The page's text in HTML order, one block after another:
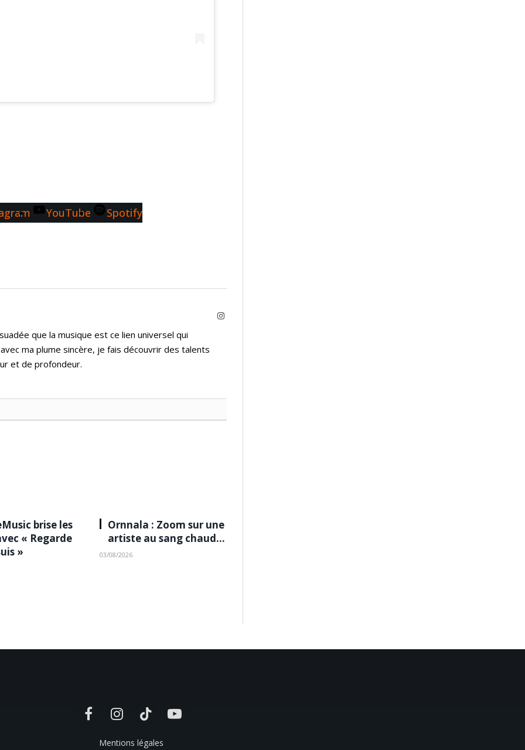
YouTube Spotify
Instagram
que la musique est ce lien universel qui
ma plume sincère, je fais découvrir des talents
et de profondeur.
brise les
« Regarde
»
Ornnala : Zoom sur une
artiste au sang chaud…
03/08/2026
FacebookInstagramTikTok YouTube
Mentions légales